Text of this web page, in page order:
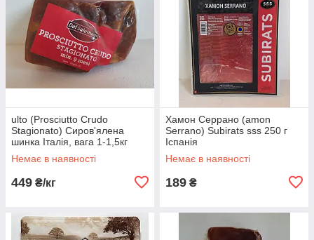
ulto (Prosciutto Crudo
Stagionato) Сиров'ялена
шинка Італія, вага 1-1,5кг
Немає в наявності
449 ₴/кг
Хамон Серрано (amon
Serrano) Subirats sss 250 г
Іспанія
Немає в наявності
189 ₴